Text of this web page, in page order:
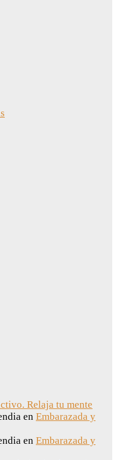
Relaja tu mente
en Embarazada y
en Embarazada y